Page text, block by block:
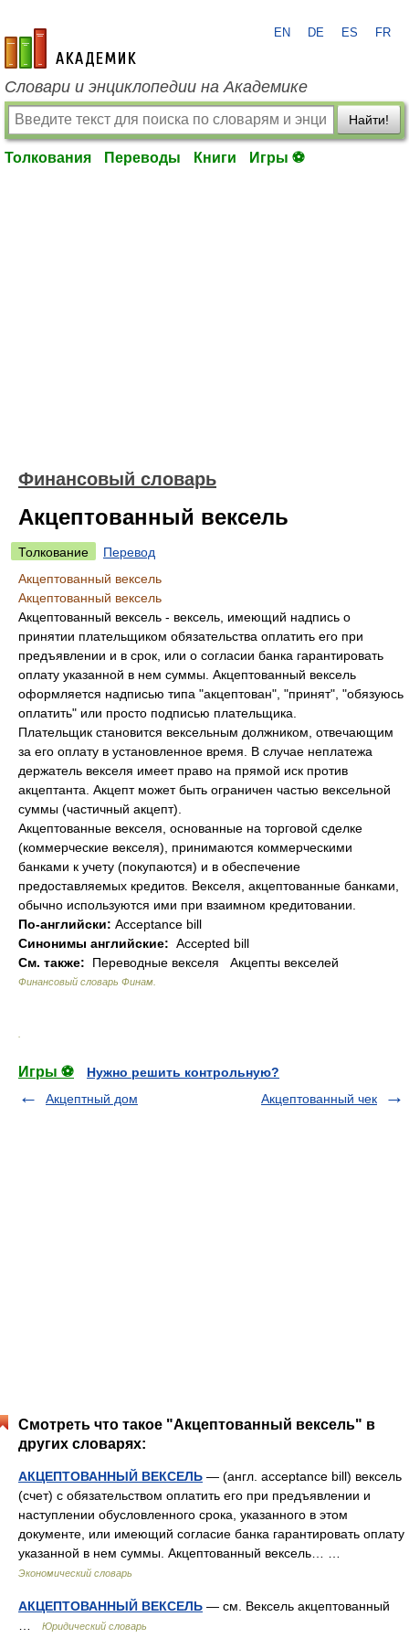
academic.ru
EN DE ES FR
Словари и энциклопедии на Академике
Найти!
Толкования Переводы Книги Игры ⚽
Финансовый словарь
Акцептованный вексель
Толкование
Перевод
Акцептованный вексель
Акцептованный вексель
Акцептованный вексель - вексель, имеющий надпись о
принятии плательщиком обязательства оплатить его при
предъявлении и в срок, или о согласии банка гарантировать
оплату указанной в нем суммы. Акцептованный вексель
оформляется надписью типа "акцептован", "принят", "обязуюсь
оплатить" или просто подписью плательщика.
Плательщик становится вексельным должником, отвечающим
за его оплату в установленное время. В случае неплатежа
держатель векселя имеет право на прямой иск против
акцептанта. Акцепт может быть ограничен частью вексельной
суммы (частичный акцепт).
Акцептованные векселя, основанные на торговой сделке
(коммерческие векселя), принимаются коммерческими
банками к учету (покупаются) и в обеспечение
предоставляемых кредитов. Векселя, акцептованные банками,
обычно используются ими при взаимном кредитовании.
По-английски: Acceptance bill
Синонимы английские: Accepted bill
См. также: Переводные векселя Акцепты векселей
Финансовый словарь Финам
Игры ⚽
Нужно решить контрольную?
Акцептный дом
Акцептованный чек
Смотреть что такое "Акцептованный вексель" в
других словарях:
АКЦЕПТОВАННЫЙ ВЕКСЕЛЬ — (англ. acceptance bill) вексель
(счет) с обязательством оплатить его при предъявлении и
наступлении обусловленного срока, указанного в этом
документе, или имеющий согласие банка гарантировать оплату
указанной в нем суммы. Акцептованный вексель… …
Экономический словарь
АКЦЕПТОВАННЫЙ ВЕКСЕЛЬ — см. Вексель акцептованный
Юридический словарь